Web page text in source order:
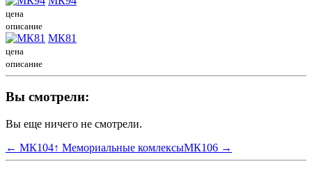
цена
описание
МК81
цена
описание
Вы смотрели:
Вы еще ничего не смотрели.
← МК104↑ Мемориальные комлексыМК106 →